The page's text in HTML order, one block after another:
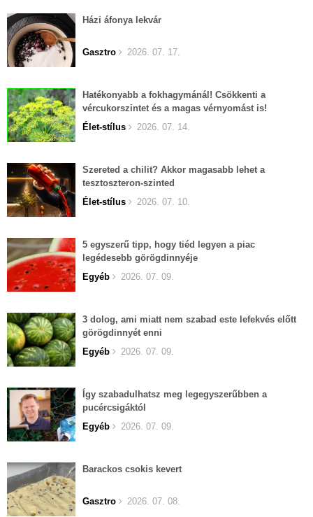
Házi áfonya lekvár
Gasztro 2026. 07. 17.
Hatékonyabb a fokhagymánál! Csökkenti a
vércukorszintet és a magas vérnyomást is!
Élet-stílus
2026. 07. 14.
Szereted a chilit? Akkor magasabb lehet a
tesztoszteron-szinted
Élet-stílus
2026. 07. 10.
5 egyszerű tipp, hogy tiéd legyen a piac
legédesebb görögdinnyéje
Egyéb
2026. 07. 09.
3 dolog, ami miatt nem szabad este lefekvés előtt
görögdinnyét enni
Egyéb
2026. 07. 09.
Így szabadulhatsz meg legegyszerűbben a
pucércsigáktól
Egyéb
2026. 07. 09.
Barackos csokis kevert
Gasztro 2026. 07. 08.